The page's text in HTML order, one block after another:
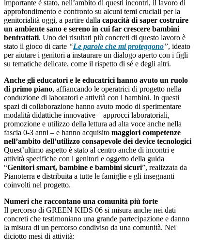
importante è stato, nell’ambito di questi incontri, il lavoro di
approfondimento e confronto su alcuni temi cruciali per la
genitorialità oggi, a partire dalla capacità di saper costruire
un ambiente sano e sereno in cui far crescere bambini
bentrattati. Uno dei risultati più concreti di questo lavoro è
stato il gioco di carte “Le parole che mi proteggono”, ideato
per aiutare i genitori a instaurare un dialogo aperto con i figli
su tematiche delicate, come il rispetto di sé e degli altri.
Anche gli educatori e le educatrici hanno avuto un ruolo
di primo piano, affiancando le operatrici di progetto nella
conduzione di laboratori e attività con i bambini. In questi
spazi di collaborazione hanno avuto modo di sperimentare
modalità didattiche innovative – approcci laboratoriali,
promozione e utilizzo della lettura ad alta voce anche nella
fascia 0-3 anni – e hanno acquisito maggiori competenze
nell’ambito dell’utilizzo consapevole dei device tecnologici
Quest’ultimo aspetto è stato al centro anche di incontri e
attività specifiche con i genitori e oggetto della guida
“Genitori smart, bambine e bambini sicuri”, realizzata da
Pianoterra e distribuita a tutte le famiglie e gli insegnanti
coinvolti nel progetto.
Numeri che raccontano una comunità più forte
Il percorso di GREEN KIDS 06 si misura anche nei dati
concreti che testimoniano una grande partecipazione e danno
la misura di un percorso condiviso da una comunità. Nei
diciotto mesi di attività: